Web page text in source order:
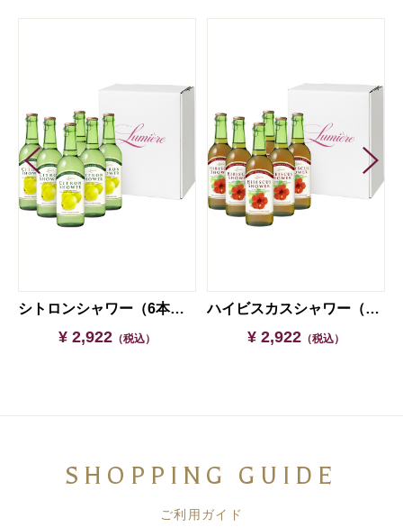
シトロンシャワー（6本セット）
¥ 2,922 （税込）
ハイビスカスシャワー（6本セット）
¥ 2,922 （税込）
SHOPPING GUIDE
ご利用ガイド